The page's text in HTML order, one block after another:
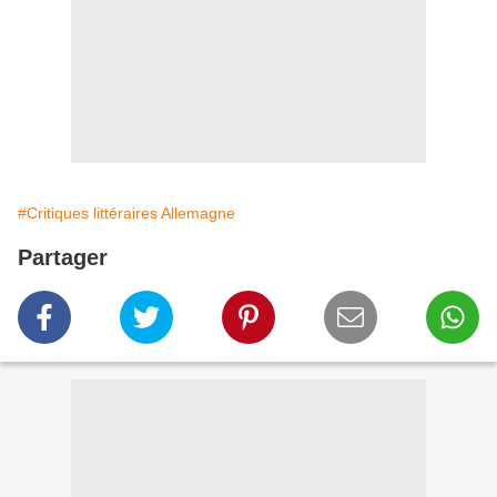
#Critiques littéraires Allemagne
Partager